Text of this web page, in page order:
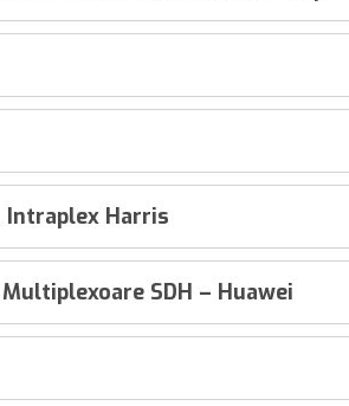
Intraplex Harris
SDH – Huawei